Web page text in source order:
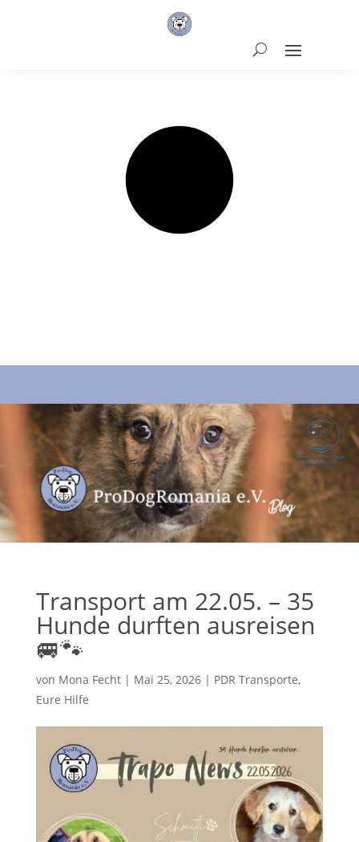
Transport am 22.05. – 35
Hunde durften ausreisen
🚐🐾
von Mona Fecht| Mai 25, 2026| PDR Transporte,
Eure Hilfe